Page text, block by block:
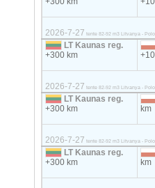
2026-7-27 tente 82-92 m3 Litvanya -
LT Kaunas reg.
+300 km
2026-7-27 tente 82-92 m3 Litvanya -
LT Kaunas reg.
+300 km
km
2026-7-27 tente 82-92 m3 Litvanya -
LT Kaunas reg.
+300 km
km